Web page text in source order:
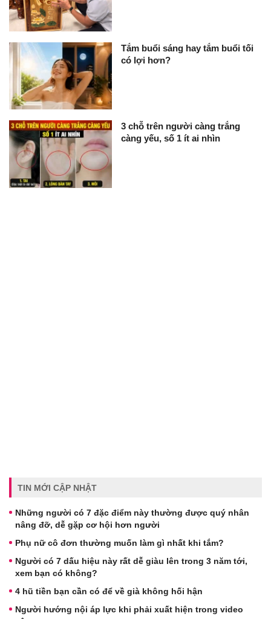
Tắm buổi sáng hay tắm buổi tối
có lợi hơn?
3 chỗ trên người càng trắng
càng yếu, số 1 ít ai nhìn
TIN MỚI CẬP NHẬT
Những người có 7 đặc điểm này thường được quý nhân
nâng đỡ, dễ gặp cơ hội hơn người
Phụ nữ cô đơn thường muốn làm gì nhất khi tắm?
Người có 7 dấu hiệu này rất dễ giàu lên trong 3 năm tới,
xem bạn có không?
4 hũ tiền bạn cần có để về già không hối hận
Người hướng nội áp lực khi phải xuất hiện trong video